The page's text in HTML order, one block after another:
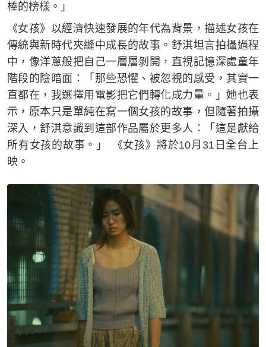
棒的榜樣。」
《女孩》以經濟快速發展的年代為背景，描述女孩在
傳統與新時代夾縫中成長的故事。舒淇坦言拍攝過程
中，像洋蔥般把自己一層層剝開，直視記憶深處童年
階段的陰暗面：「那些恐懼、被忽視的感受，其實一
直都在，我選擇用電影把它們轉化成力量。」她也表
示，原本只是單純在寫一個女孩的故事，但隨著拍攝
深入，舒淇意識到這部作品屬於更多人：「這是獻給
所有女孩的故事。」 《女孩》將於10月31日全台上
映。